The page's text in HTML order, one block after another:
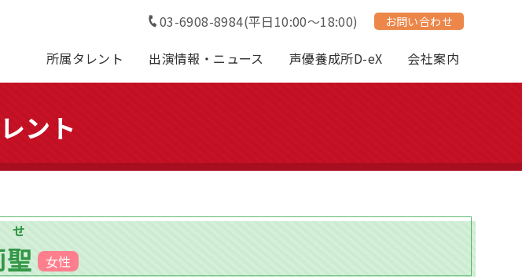
所属タレント 出演情報・ニュース 声優養成所D-eX 会社案内
03-6908-8984(平日10:00～18:00) お問い合わせ
ント
せ
女性